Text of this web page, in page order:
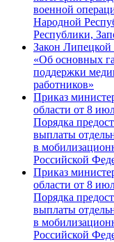
военной
Народной
Республики,
Закон Липецкой
«Об основных
поддержки
работников»
Приказ
области от 8
Порядка
выплаты
в
Российской
Приказ
области от 8
Порядка
выплаты
в
Российской